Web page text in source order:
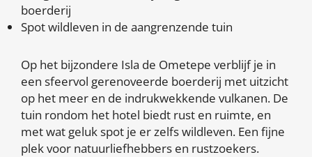
boerderij
Spot wildleven in de aangrenzende tuin
Op het bijzondere Isla de Ometepe verblijf je in
een sfeervol gerenoveerde boerderij met uitzicht
op het meer en de indrukwekkende vulkanen. De
tuin rondom het hotel biedt rust en ruimte, en
met wat geluk spot je er zelfs wildleven. Een fijne
plek voor natuurliefhebbers en rustzoekers.